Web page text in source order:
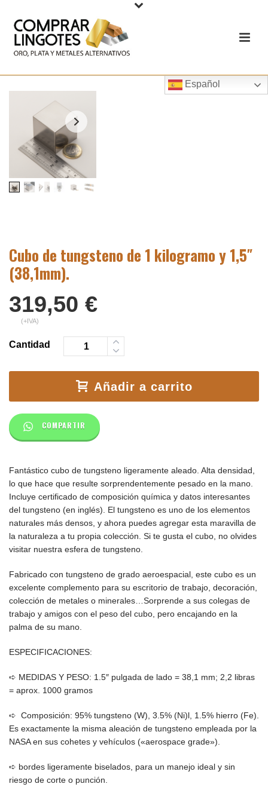
Español
Cubo de tungsteno de 1 kilogramo y 1,5″
(38,1mm).
319,50 €
(+IVA)
Cantidad
Añadir a carrito
COMPARTIR
Fantástico cubo de tungsteno ligeramente aleado. Alta densidad,
lo que hace que resulte sorprendentemente pesado en la mano.
Incluye certificado de composición química y datos interesantes
del tungsteno (en inglés). El tungsteno es uno de los elementos
naturales más densos, y ahora puedes agregar esta maravilla de
la naturaleza a tu propia colección. Si te gusta el cubo, no olvides
visitar nuestra esfera de tungsteno.
Fabricado con tungsteno de grado aeroespacial, este cubo es un
excelente complemento para su escritorio de trabajo, decoración,
colección de metales o minerales…Sorprende a sus colegas de
trabajo y amigos con el peso del cubo, pero encajando en la
palma de su mano.
ESPECIFICACIONES:
➪ MEDIDAS Y PESO: 1.5″ pulgada de lado = 38,1 mm; 2,2 libras
= aprox. 1000 gramos
➪ Composición: 95% tungsteno (W), 3.5% (Ni)l, 1.5% hierro (Fe).
Es exactamente la misma aleación de tungsteno empleada por la
NASA en sus cohetes y vehículos («aerospace grade»).
➪ bordes ligeramente biselados, para un manejo ideal y sin
riesgo de corte o punción.